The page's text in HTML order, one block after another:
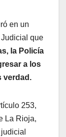
en un
que
la Policía
a los
verdad.
253,
La Rioja,